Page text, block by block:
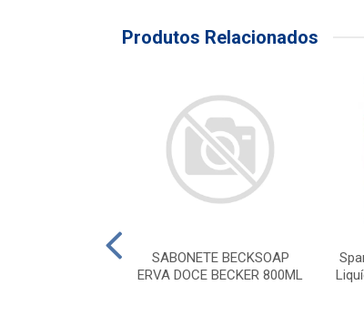
Produtos Relacionados
SABONETE BECKSOAP
ERVA DOCE BECKER 800ML